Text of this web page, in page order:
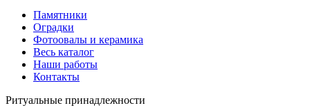
Памятники
Оградки
Фотоовалы и керамика
Весь каталог
Наши работы
Контакты
Ритуальные принадлежности